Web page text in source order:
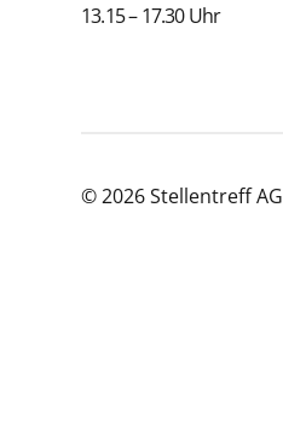
13.15 – 17.30 Uhr
© 2026 Stellentreff AG